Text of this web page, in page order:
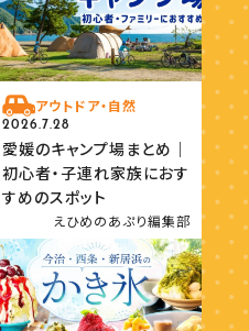
アウトドア・自然
2026.7.28
愛媛のキャンプ場まとめ｜
初心者・子連れ家族におす
すめのスポット
えひめのあぷり編集部